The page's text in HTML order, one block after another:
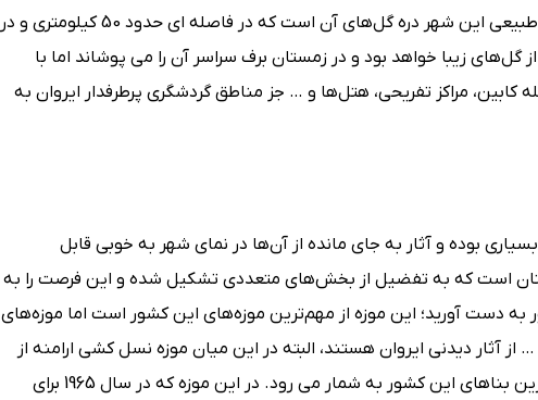
است که البته باز هم هوای آن خنک است. یکی دیگر از جاذبه‌های طبیعی این شهر دره گل‌های آن است که در فاصله ای حدود 50 کیلومتری و در
زیبا خواهد بود و در زمستان برف سراسر آن را می پوشاند اما با
مراکز تفریحی، هتل‌ها و … جز مناطق گردشگری پرطرفدار ایروان به
بوده و آثار به جای مانده از آن‌ها در نمای شهر به خوبی قابل
است که به تفضیل از بخش‌های متعددی تشکیل شده و این فرصت را به
دست آورید؛ این موزه از مهم‌ترین موزه‌های این کشور است اما موزه‌های
از آثار دیدنی ایروان هستند، البته در این میان موزه نسل کشی ارامنه از
جمله موزه‌هایی است که بازدیدکنندگان زیادی دارد و یکی از مهم‌ترین بناهای این کشور به شمار می رود. در این موزه که در سال 1965 برای